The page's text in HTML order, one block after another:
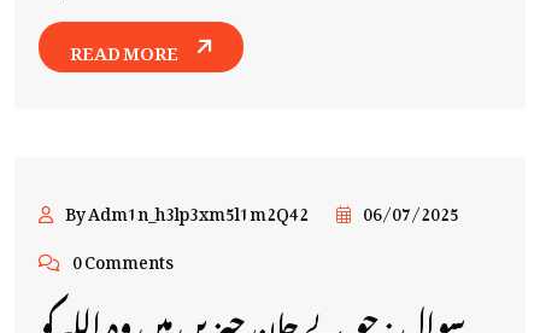
READ MORE
By Adm1n_h3lp3xm5l1m2Q42
06/07/2025
0 Comments